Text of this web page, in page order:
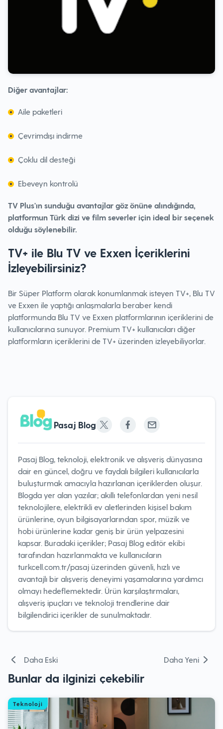
Diğer avantajlar:
Aile paketleri
Çevrimdışı indirme
Çoklu dil desteği
Ebeveyn kontrolü
TV Plus'ın sunduğu avantajlar göz önüne alındığında,
platformun Türk dizi ve film severler için ideal bir seçenek
olduğu söylenebilir.
TV+ ile Blu TV ve Exxen İçeriklerini
İzleyebilirsiniz?
Bir Süper Platform olarak konumlanmak isteyen TV+, Blu TV
ve Exxen ile yaptığı anlaşmalarla beraber kendi
platformunda Blu TV ve Exxen platformlarının içeriklerini de
kullanıcılarına sunuyor. Premium TV+ kullanıcıları diğer
platformların içeriklerini de TV+ üzerinden izleyebiliyorlar.
Pasaj Blog
Pasaj Blog, teknoloji, elektronik ve alışveriş dünyasına
dair en güncel, doğru ve faydalı bilgileri kullanıcılarla
buluşturmak amacıyla hazırlanan içeriklerden oluşur.
Blogda yer alan yazılar; akıllı telefonlardan yeni nesil
teknolojilere, elektrikli ev aletlerinden kişisel bakım
ürünlerine, oyun bilgisayarlarından spor, müzik ve
hobi ürünlerine kadar geniş bir ürün yelpazesini
kapsar. Buradaki içerikler; Pasaj Blog editör ekibi
tarafından hazırlanmakta ve kullanıcıların
turkcell.com.tr/pasaj üzerinden güvenli, hızlı ve
avantajlı bir alışveriş deneyimi yaşamalarına yardımcı
olmayı hedeflemektedir. Ürün karşılaştırmaları,
alışveriş ipuçları ve teknoloji trendlerine dair
bilgilendirici içerikler de sunulmaktadır.
Yazı
Daha Eski Daha Yeni
Bunlar da ilginizi çekebilir
Teknoloji